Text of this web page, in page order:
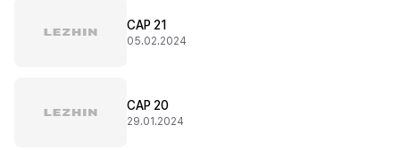
CAP 21
05.02.2024
CAP 20
29.01.2024